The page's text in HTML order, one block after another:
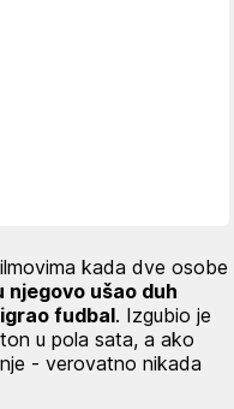
kada dve osobe
njegovo ušao duh
fudbal. Izgubio je
u pola sata, a ako
- verovatno nikada